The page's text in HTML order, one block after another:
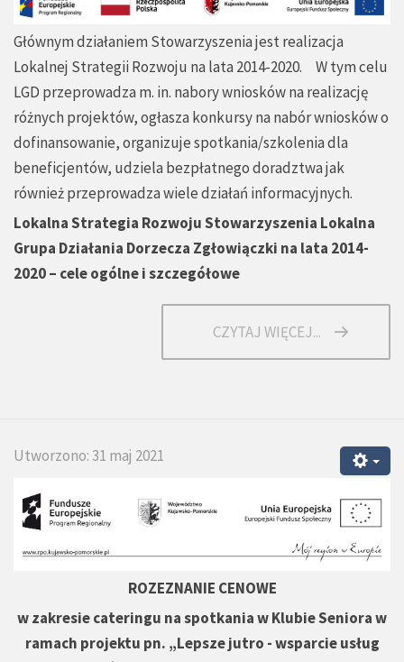
Głównym działaniem Stowarzyszenia jest realizacja
Lokalnej Strategii Rozwoju na lata 2014-2020. W tym celu
LGD przeprowadza m. in. nabory wniosków na realizację
różnych projektów, ogłasza konkursy na nabór wniosków o
dofinansowanie, organizuje spotkania/szkolenia dla
beneficjentów, udziela bezpłatnego doradztwa jak
również przeprowadza wiele działań informacyjnych.
Lokalna Strategia Rozwoju Stowarzyszenia Lokalna
Grupa Działania Dorzecza Zgłowiączki na lata 2014-
2020 – cele ogólne i szczegółowe
CZYTAJ WIĘCEJ...
Utworzono: 31 maj 2021
ROZEZNANIE CENOWE
w zakresie cateringu na spotkania w Klubie Seniora w
ramach projektu pn. „Lepsze jutro - wsparcie usług